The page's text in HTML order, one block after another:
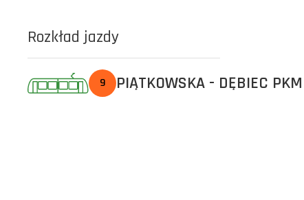
Rozkład jazdy
9 PIĄTKOWSKA - DĘBIEC PKM